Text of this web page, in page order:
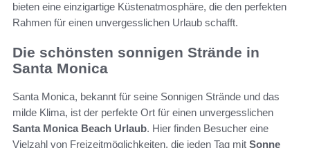
bieten eine einzigartige Küstenatmosphäre, die den perfekten
Rahmen für einen unvergesslichen Urlaub schafft.
Die schönsten sonnigen Strände in
Santa Monica
Santa Monica, bekannt für seine Sonnigen Strände und das
milde Klima, ist der perfekte Ort für einen unvergesslichen
Santa Monica Beach Urlaub. Hier finden Besucher eine
Vielzahl von Freizeitmöglichkeiten, die jeden Tag mit Sonne